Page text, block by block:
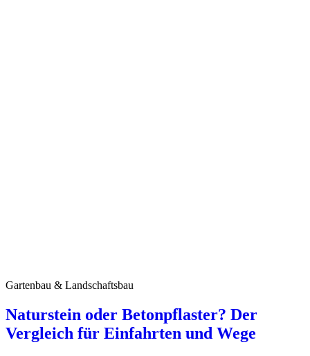
Gartenbau & Landschaftsbau
Naturstein oder Betonpflaster? Der
Vergleich für Einfahrten und Wege